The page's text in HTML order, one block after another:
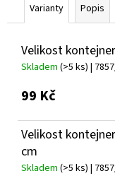
Varianty Popis
Velikost
Skladem (>5 ks) |
99 Kč
Velikost
cm
Skladem (>5 ks) |
e
e
HEMEROCALLIS
BOOBY
RUBY
DENIVKA
143
Kč